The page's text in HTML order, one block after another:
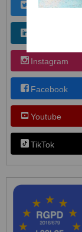
Twitter
Instagram
Facebook
Youtube
TikTok